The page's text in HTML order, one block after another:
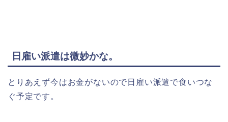
日雇い派遣は微妙かな。
とりあえず今はお金がないので日雇い派遣で食いつな
ぐ予定です。